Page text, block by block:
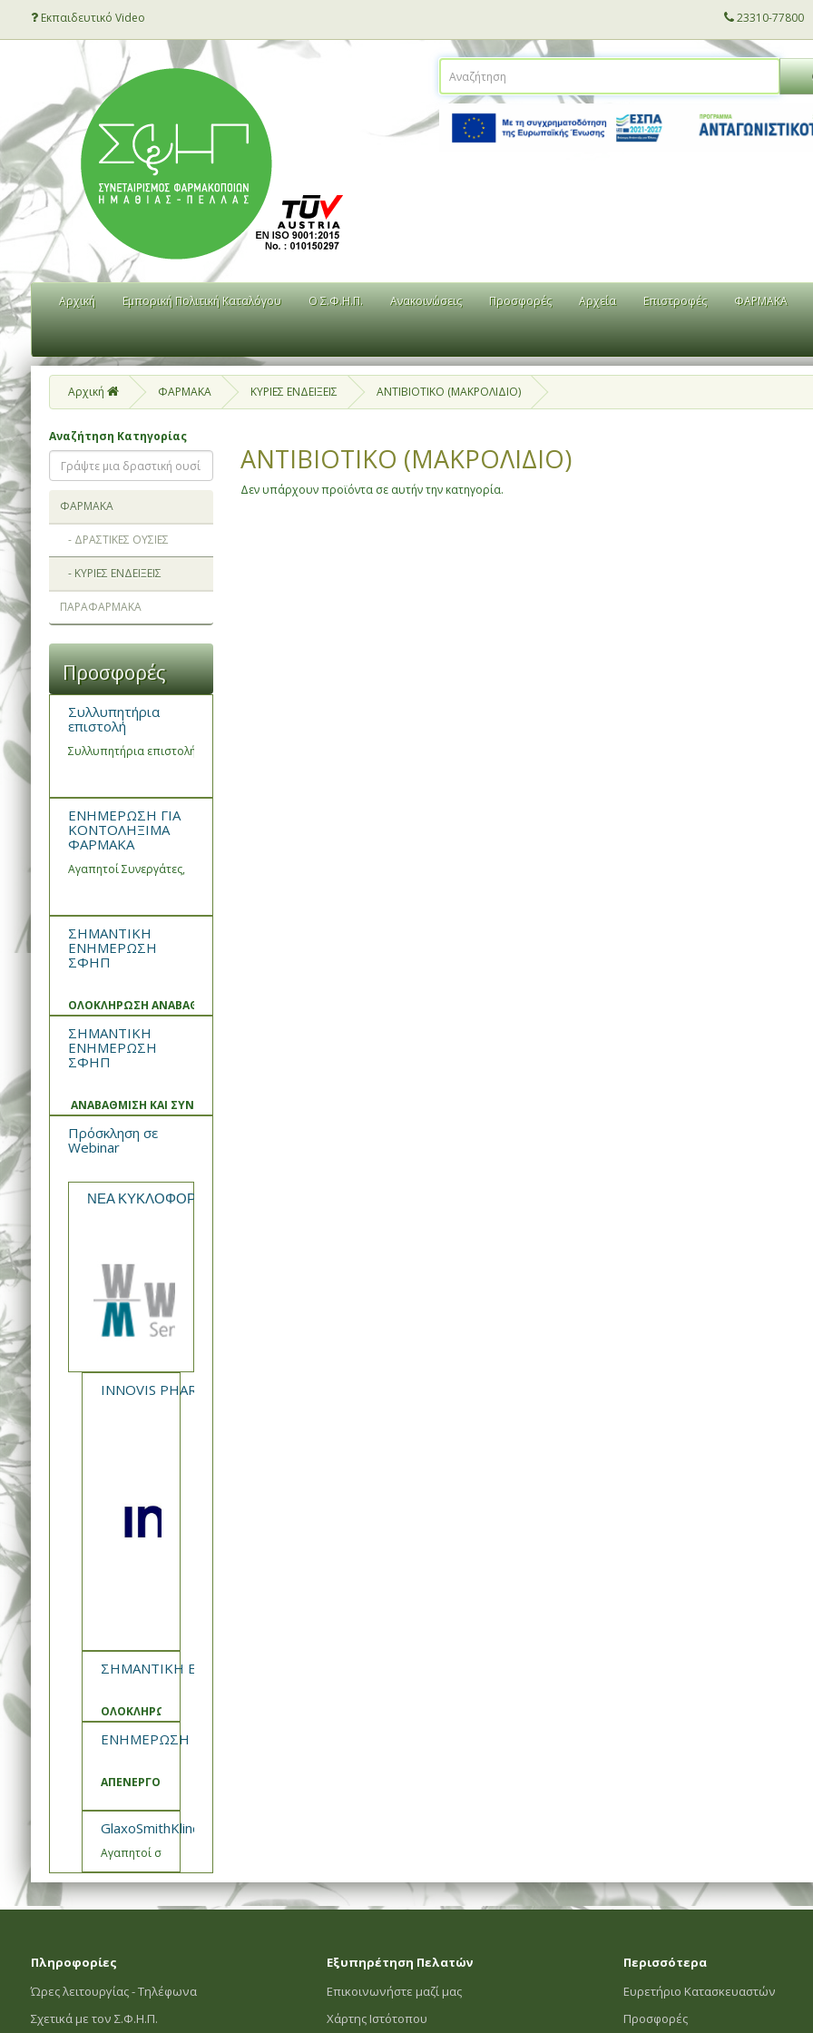
Εκπαιδευτικό Video 23310-77800
Αρχική Εμπορική Πολιτική Καταλόγου Ο Σ.Φ.Η.Π. Ανακοινώσεις Προσφορές Αρχεία Επιστροφές ΦΑΡΜΑΚΑ
Αρχική ΦΑΡΜΑΚΑ ΚΥΡΙΕΣ ΕΝΔΕΙΞΕΙΣ ΑΝΤΙΒΙΟΤΙΚΟ (ΜΑΚΡΟΛΙΔΙΟ)
Αναζήτηση Κατηγορίας
ΦΑΡΜΑΚΑ
- ΔΡΑΣΤΙΚΕΣ ΟΥΣΙΕΣ
- ΚΥΡΙΕΣ ΕΝΔΕΙΞΕΙΣ
ΠΑΡΑΦΑΡΜΑΚΑ
Προσφορές
Συλλυπητήρια
επιστολή
Συλλυπητήρια επιστολή του Συνεταιρισμού Φαρμακοποιών Ημαθίας και Πέλλας
ΕΝΗΜΕΡΩΣΗ ΓΙΑ
ΚΟΝΤΟΛΗΞΙΜΑ
ΦΑΡΜΑΚΑ
Αγαπητοί Συνεργάτες,
ΣΗΜΑΝΤΙΚΗ
ΕΝΗΜΕΡΩΣΗ
ΣΦΗΠ
ΟΛΟΚΛΗΡΩΣΗ ΑΝΑΒΑΘΜΙΣΗΣ ΚΑΙ ΣΥΝΤΗΡΗΣΗΣ ΣΥΣΤΗΜΑΤΟΣ
ΣΗΜΑΝΤΙΚΗ
ΕΝΗΜΕΡΩΣΗ
ΣΦΗΠ
ΑΝΑΒΑΘΜΙΣΗ ΚΑΙ ΣΥΝΤΗΡΗΣΗ ΣΥΣΤΗΜΑΤΟΣ
Πρόσκληση σε
Webinar
ΝΕΑ ΚΥΚΛΟΦΟΡΙΑ από την WIN MEDICA Rekomb®
INNOVIS PHARMA - NEA ΚΥΚΛΟΦΟΡΙΑ XAVERTIA
ΣΗΜΑΝΤΙΚΗ ΕΝΗΜΕΡΩΣΗ ΣΦΗΠ
ΟΛΟΚΛΗΡΩΣΗ ΑΝΑΒΑΘΜΙΣΗΣ ΚΑΙ ΣΥΝΤΗΡΗΣΗΣ ΣΥΣΤΗΜΑΤΟΣ
ΕΝΗΜΕΡΩΣΗ ΣΦΗΠ
ΑΠΕΝΕΡΓΟΠΟΙΗΣΗ ΚΑΛΑΘΙΑ ΠΡΟΣΦΟΡΩΝ
GlaxoSmithKline- Εμβόλιο Engerix Ενημέρωση
Αγαπητοί συνεργάτες,
ΑΝΤΙΒΙΟΤΙΚΟ (ΜΑΚΡΟΛΙΔΙΟ)
Δεν υπάρχουν προϊόντα σε αυτήν την κατηγορία.
Πληροφορίες
Ώρες λειτουργίας - Τηλέφωνα
Σχετικά με τον Σ.Φ.Η.Π.
Εξυπηρέτηση Πελατών
Επικοινωνήστε μαζί μας
Χάρτης Ιστότοπου
Περισσότερα
Ευρετήριο Κατασκευαστών
Προσφορές